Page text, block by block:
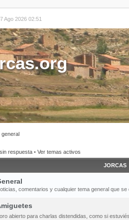
Ago 2026 02:51
general
respuesta • Ver temas activos
JORCAS
comentarios y cualquier tema general que se
abierto para charlas distendidas, como si